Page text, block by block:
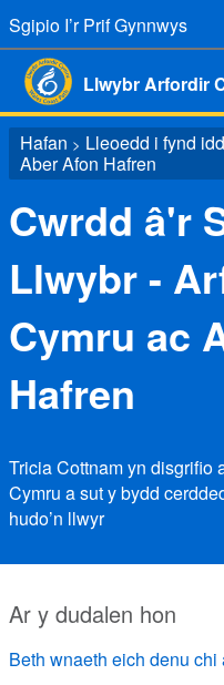
Sgipio I’r Prif Gynnwys
Llwybr Arfordir
Hafan > Lleoedd i fynd
Aber Afon Hafren
Cwrdd â'r
Llwybr -
Cymru ac
Hafren
Tricia Cottnam yn disgrifio
Cymru a sut y bydd
hudo’n llwyr
Ar y dudalen hon
Beth wnaeth eich denu chi